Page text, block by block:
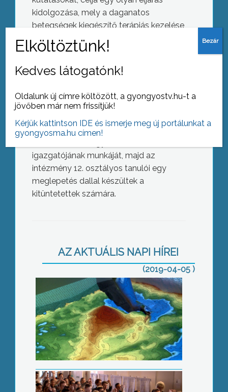
kidolgozása, mely a daganatos
betegségek kiegészítő terápiás kezelése
lehet.
nagyon szépen köszönöm mindenkinek,
érzéseit a díjátadó után.
polgármester megköszönte Czinder
igazgatójának munkáját, majd az
intézmény 12. osztályos tanulói egy
meglepetés dallal készültek a
kitüntetettek számára.
AZ AKTUÁLIS NAPI HÍREI
(2019-04-05 )
Élményből tudást
Városi diáknap
Erkélytűz
Kedves látogatónk!
Oldalunk új címre költözött, a gyongyostv.hu-t a
jövőben már nem frissítjük!
Kérjük kattintson IDE és ismerje meg új portálunkat a
gyongyosma.hu címen!